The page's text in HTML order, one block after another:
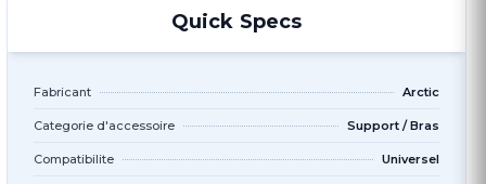
Quick Specs
Fabricant Arctic
Categorie d'accessoire Support / Bras
Compatibilite Universel